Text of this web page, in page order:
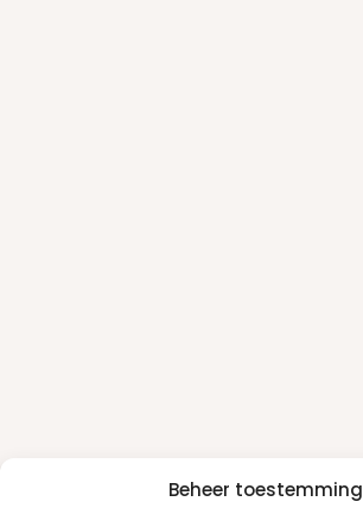
Beheer toestemming